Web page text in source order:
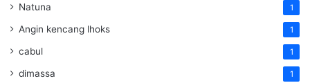
Natuna 1
Angin kencang lhoks 1
cabul 1
dimassa 1